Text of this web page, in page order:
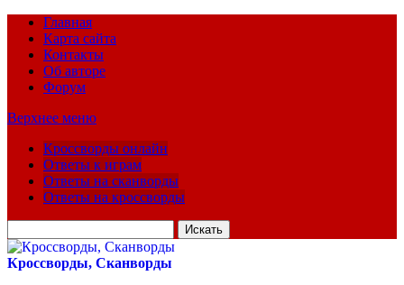
Главная
Карта сайта
Контакты
Об авторе
Форум
Верхнее меню
Кроссворды онлайн
Ответы к играм
Ответы на сканворды
Ответы на кроссворды
для:
Кроссворды, Сканворды